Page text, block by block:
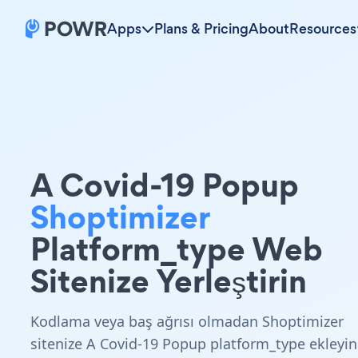
Apps Plans & PricingAboutResources
A Covid-19 Popup
Shoptimizer
Platform_type Web
Sitenize Yerleştirin
Kodlama veya baş ağrısı olmadan Shoptimizer
sitenize A Covid-19 Popup platform_type